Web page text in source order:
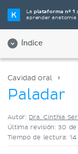
Laplataforma nº 1
aprender anatomía
Índice
Elige tu
Videos
Cavidad oral
Paladar
Autor: Dra. Cinthia
Última revisión: 30
Tiempo de lectura: